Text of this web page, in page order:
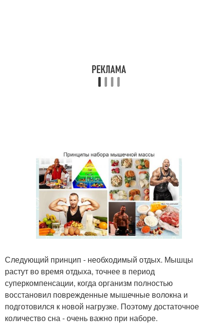
Следующий принцип - необходимый отдых. Мышцы
растут во время отдыха, точнее в период
суперкомпенсации, когда организм полностью
восстановил поврежденные мышечные волокна и
подготовился к новой нагрузке. Поэтому достаточное
количество сна - очень важно при наборе.